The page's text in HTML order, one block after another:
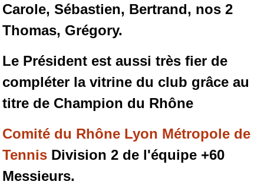
Carole, Sébastien, Bertrand, nos 2
Thomas, Grégory.
Le Président est aussi très fier de
compléter la vitrine du club grâce au
titre de Champion du Rhône
Comité du Rhône Lyon Métropole de
Tennis Division 2 de l'équipe +60
Messieurs.